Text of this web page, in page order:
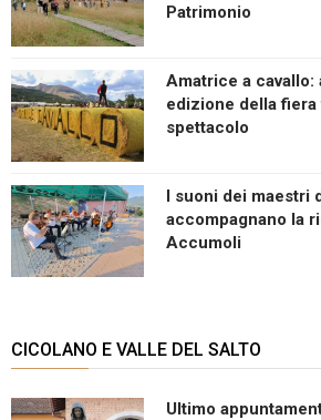
Patrimonio
Amatrice a cavallo:
edizione della
spettacolo
I suoni dei maestri
accompagnano la
Accumoli
CICOLANO E VALLE DEL SALTO
Ultimo